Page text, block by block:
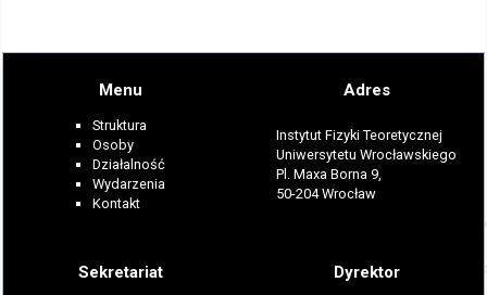
Menu
Struktura
Osoby
Działalność
Wydarzenia
Kontakt
Adres
Instytut Fizyki Teoretycznej
Uniwersytetu Wrocławskiego
Pl. Maxa Borna 9,
50-204 Wrocław
Sekretariat Dyrektor